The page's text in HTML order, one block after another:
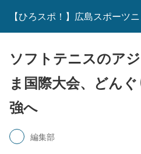
【ひろスポ！】広島スポーツ
ソフトテニスのア
ま国際大会、どん
強へ
編集部